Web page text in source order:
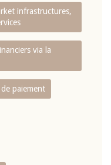
infrastructures,
via la
paiement